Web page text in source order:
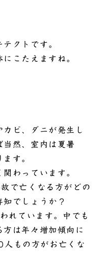
クトです。
こたえますね。
ビ、ダニが発生し
当然、室内は夏暑
す。
わっています。
で亡くなる方がどの
知でしょうか？
れています。中でも
は年々増加傾向に
もの方がお亡くな